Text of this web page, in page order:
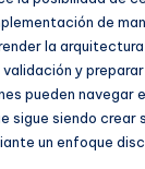
de
la
y
pueden navegar
sigue siendo crear
un enfoque